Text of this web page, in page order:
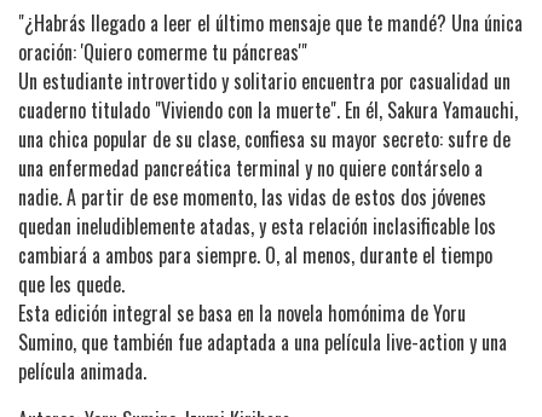
"¿Habrás llegado a leer el último mensaje que te mandé? Una única
oración: 'Quiero comerme tu páncreas'"
Un estudiante introvertido y solitario encuentra por casualidad un
cuaderno titulado "Viviendo con la muerte". En él, Sakura Yamauchi,
una chica popular de su clase, confiesa su mayor secreto: sufre de
una enfermedad pancreática terminal y no quiere contárselo a
nadie. A partir de ese momento, las vidas de estos dos jóvenes
quedan ineludiblemente atadas, y esta relación inclasificable los
cambiará a ambos para siempre. O, al menos, durante el tiempo
que les quede.
Esta edición integral se basa en la novela homónima de Yoru
Sumino, que también fue adaptada a una película live-action y una
película animada.